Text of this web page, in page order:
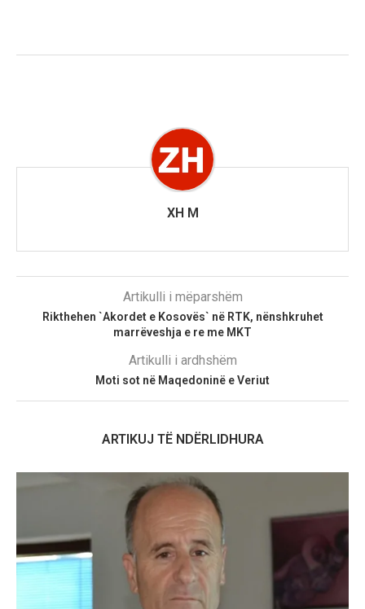
XH M
Artikulli i mëparshëm
Rikthehen `Akordet e Kosovës` në RTK, nënshkruhet
marrëveshja e re me MKT
Artikulli i ardhshëm
Moti sot në Maqedoninë e Veriut
ARTIKUJ TË NDËRLIDHURA